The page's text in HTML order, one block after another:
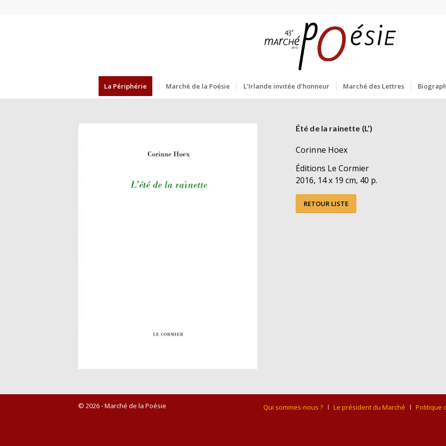
La Périphérie Marché de la Poésie L’Irlande invitée d’honneur Marché des Lettres
Été de la rainette (L’)
Corinne Hoex
Éditions Le Cormier
2016, 14 x 19 cm, 40 p.
RETOUR LISTE
© 2026 - Marché de la Poésie Qui sommes-nous ? Le président du Marché Politique